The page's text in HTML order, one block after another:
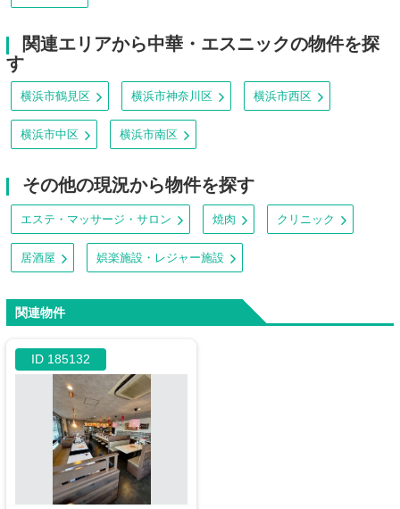
関連エリアから中華・エスニックの物件を探
す
横浜市鶴見区 横浜市神奈川区 横浜市西区
横浜市中区 横浜市南区
その他の現況から物件を探す
エステ・マッサージ・サロン 焼肉 クリニック
居酒屋 娯楽施設・レジャー施設
関連物件
ID 185132